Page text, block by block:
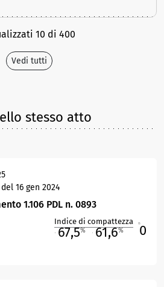
10 di 400
Vedi tutti
stesso atto
del 16 gen 2024
1.106 PDL n. 0893
Indice di compattezza
67,5% 61,6% 0